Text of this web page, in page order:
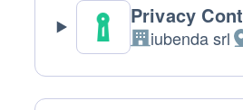
Privacy
Azienda:
iubenda srl